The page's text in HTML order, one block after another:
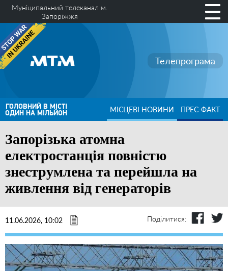
Муніципальний телеканал м.
Запоріжжя
Телепрограма
ГОЛОВНИЙ В МІСТІ
ОДИН НА МІЛЬЙОН МІСЦЕВІ НОВИНИ ПРЕС-ФАКТ
Запорізька атомна
електростанція повністю
знеструмлена та перейшла на
живлення від генераторів
11.06.2026, 10:02 Поділитися: